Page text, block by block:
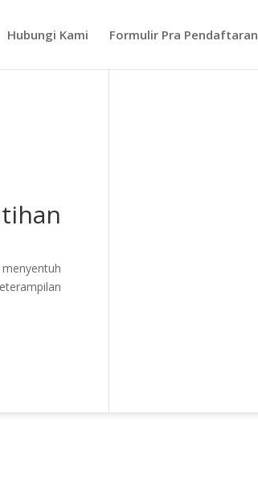
Hubungi Kami Formulir Pra Pendaftaran